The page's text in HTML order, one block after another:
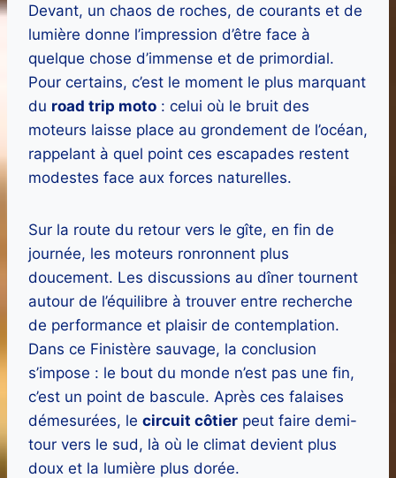
Devant, un chaos de roches, de courants et de
lumière donne l’impression d’être face à
quelque chose d’immense et de primordial.
Pour certains, c’est le moment le plus marquant
du road trip moto : celui où le bruit des
moteurs laisse place au grondement de l’océan,
rappelant à quel point ces escapades restent
modestes face aux forces naturelles.
Sur la route du retour vers le gîte, en fin de
journée, les moteurs ronronnent plus
doucement. Les discussions au dîner tournent
autour de l’équilibre à trouver entre recherche
de performance et plaisir de contemplation.
Dans ce Finistère sauvage, la conclusion
s’impose : le bout du monde n’est pas une fin,
c’est un point de bascule. Après ces falaises
démesurées, le circuit côtier peut faire demi-
tour vers le sud, là où le climat devient plus
doux et la lumière plus dorée.